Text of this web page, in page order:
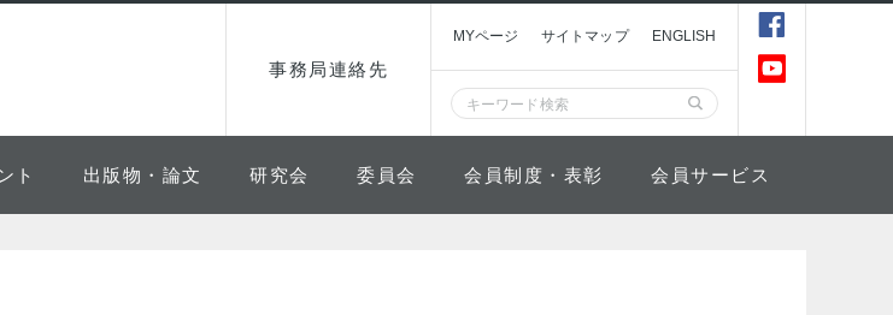
事務局連絡先
MYページ サイトマップ ENGLISH
ト 出版物・論文 研究会 委員会 会員制度・表彰 会員サービス